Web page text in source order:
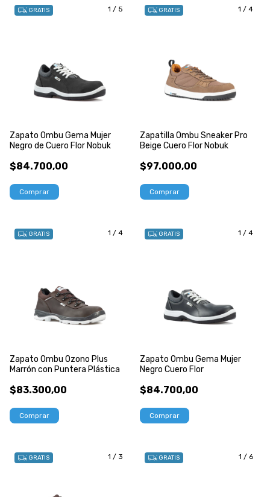
1 / 5
GRATIS
Zapato Ombu Gema Mujer
Negro de Cuero Flor Nobuk
$84.700,00
Comprar
1 / 4
GRATIS
Zapatilla Ombu Sneaker Pro
Beige Cuero Flor Nobuk
$97.000,00
Comprar
1 / 4
GRATIS
Zapato Ombu Ozono Plus
Marrón con Puntera Plástica
$83.300,00
Comprar
1 / 4
GRATIS
Zapato Ombu Gema Mujer
Negro Cuero Flor
$84.700,00
Comprar
1 / 3
GRATIS 1 / 6
GRATIS